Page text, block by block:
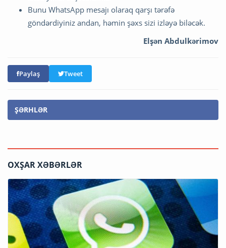
Bunu WhatsApp mesajı olaraq qarşı tərəfə
göndərdiyiniz andan, həmin şəxs sizi izləyə biləcək.
Elşən Abdulkərimov
Paylaş Tweet
ŞƏRHLƏR
OXŞAR XƏBƏRLƏR